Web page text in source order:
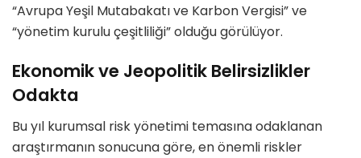
“Avrupa Yeşil Mutabakatı ve Karbon Vergisi” ve
“yönetim kurulu çeşitliliği” olduğu görülüyor.
Ekonomik ve Jeopolitik Belirsizlikler
Odakta
Bu yıl kurumsal risk yönetimi temasına odaklanan
araştırmanın sonucuna göre, en önemli riskler